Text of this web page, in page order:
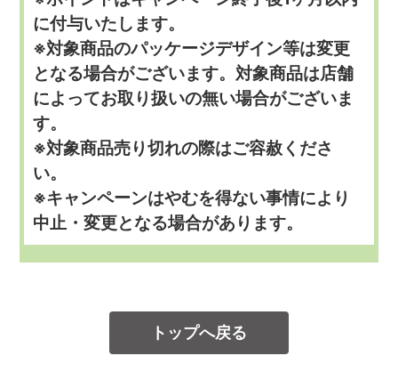
に付与いたします。
※対象商品のパッケージデザイン等は変更
となる場合がございます。対象商品は店舗
によってお取り扱いの無い場合がございま
す。
※対象商品売り切れの際はご容赦くださ
い。
※キャンペーンはやむを得ない事情により
中止・変更となる場合があります。
トップへ戻る